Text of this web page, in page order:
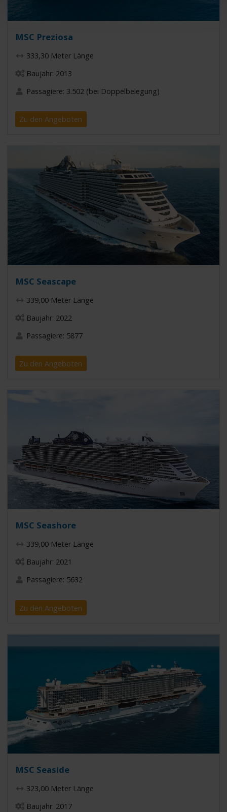
MSC Preziosa
333,30 Meter Länge
Baujahr: 2013
Passagiere: 3.502 (bei Doppelbelegung)
Zu den Angeboten
MSC Seascape
339,00 Meter Länge
Baujahr: 2022
Passagiere: 5877
Zu den Angeboten
MSC Seashore
339,00 Meter Länge
Baujahr: 2021
Passagiere: 5632
Zu den Angeboten
MSC Seaside
323,00 Meter Länge
Baujahr: 2017